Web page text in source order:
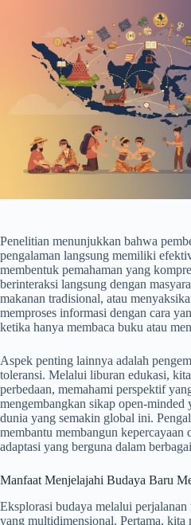
Penelitian menunjukkan bahwa
pengalaman langsung memiliki
membentuk pemahaman yang
berinteraksi langsung dengan
makanan tradisional, atau
memproses informasi dengan cara
ketika hanya membaca buku atau
Aspek penting lainnya adalah
toleransi. Melalui liburan edukasi,
perbedaan, memahami perspektif
mengembangkan sikap open-minded
dunia yang semakin global ini.
membantu membangun kepercayaan
adaptasi yang berguna dalam
Manfaat Menjelajahi Budaya Baru
Eksplorasi budaya melalui
yang multidimensional. Pertama, kita